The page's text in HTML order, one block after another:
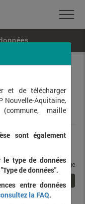
taxons / page
et de télécharger
Nouvelle-Aquitaine,
maille
sont également
le type de données
de données".
entre données
la FAQ.